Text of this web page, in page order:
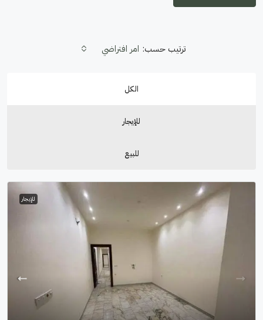
الكل
للإيجار
للبيع
ترتيب حسب: امر افتراضي
للإيجار